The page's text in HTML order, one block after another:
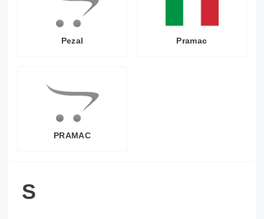
Pezal Pramac
PRAMAC
S